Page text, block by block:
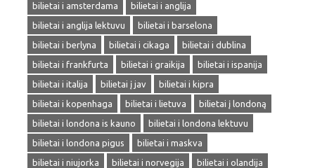
bilietai i amsterdama
bilietai i anglija
bilietai i anglija lektuvu
bilietai i barselona
bilietai i berlyna
bilietai i cikaga
bilietai i dublina
bilietai i frankfurta
bilietai i graikija
bilietai i ispanija
bilietai i italija
bilietai į jav
bilietai i kipra
bilietai i kopenhaga
bilietai i lietuva
bilietai į londoną
bilietai i londona is kauno
bilietai i londona lektuvu
bilietai i londona pigus
bilietai i maskva
bilietai i niujorka
bilietai i norvegija
bilietai i olandija